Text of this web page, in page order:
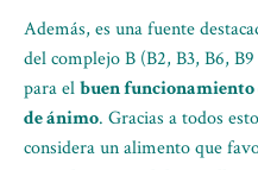
Además, es una fuente
del complejo B (B2, B3, B6,
para elbuen funcionamiento
de ánimo. Gracias a todos
considera un alimento que